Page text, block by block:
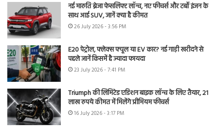
नई मारुति ब्रेजा फेसलिफ्ट लॉन्च, नए फीचर्स और टर्बो इंजन के
साथ आई SUV, जानें क्या है कीमत
26 July 2026 - 3:56 PM
E20 पेट्रोल, फ्लेक्स फ्यूल या EV कार? नई गाड़ी खरीदने से
पहले जानें किसमें है ज्यादा फायदा
23 July 2026 - 7:41 PM
Triumph की लिमिटेड एडिशन बाइक लॉन्च के लिए तैयार, 21
लाख रुपये कीमत में मिलेंगे प्रीमियम फीचर्स
16 July 2026 - 3:17 PM